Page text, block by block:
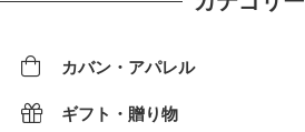
カバン・アパレル
ギフト・贈り物